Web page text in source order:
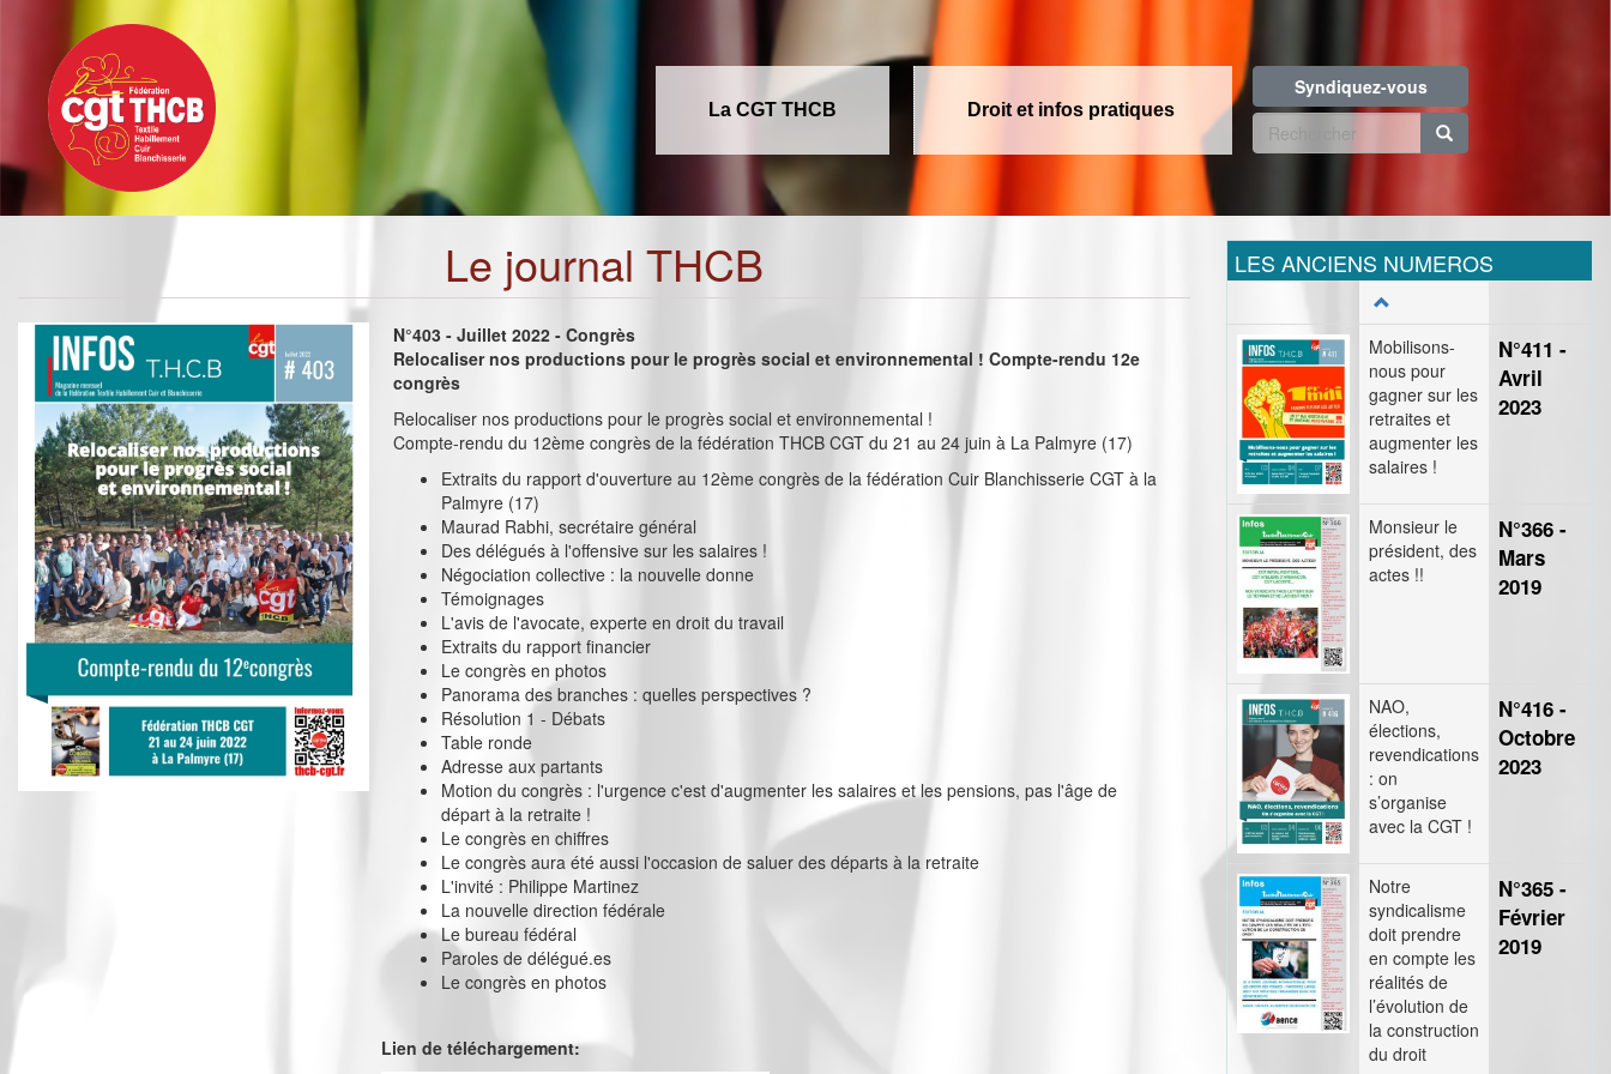
contenu
principal
La CGT THCB Droit et infos pratiques
Syndiquez-vous
Formulaire
recherche
Le journal THCB
N°403 - Juillet 2022 - Congrès
Relocaliser nos productions pour le progrès social et environnemental ! Compte-rendu 12e
congrès
Relocaliser nos productions pour le progrès social et environnemental !
Compte-rendu du 12ème congrès de la fédération THCB CGT du 21 au 24 juin à La Palmyre (17)
Extraits du rapport d'ouverture au 12ème congrès de la fédération Cuir Blanchisserie CGT à la
Palmyre (17)
Maurad Rabhi, secrétaire général
Des délégués à l'offensive sur les salaires !
Négociation collective : la nouvelle donne
Témoignages
L'avis de l'avocate, experte en droit du travail
Extraits du rapport financier
Le congrès en photos
Panorama des branches : quelles perspectives ?
Résolution 1 - Débats
Table ronde
Adresse aux partants
Motion du congrès : l'urgence c'est d'augmenter les salaires et les pensions, pas l'âge de
départ à la retraite !
Le congrès en chiffres
Le congrès aura été aussi l'occasion de saluer des départs à la retraite
L'invité : Philippe Martinez
La nouvelle direction fédérale
Le bureau fédéral
Paroles de délégué.es
Le congrès en photos
Lien de téléchargement:
LES ANCIENS NUMEROS
Mobilisons-
nous pour
gagner sur les
retraites et
augmenter les
salaires !
N°411 -
Avril
2023
Monsieur le
président, des
actes !!
N°366 -
Mars
2019
NAO,
élections,
revendications
: on
s’organise
avec la CGT !
N°416 -
Octobre
2023
Notre
syndicalisme
doit prendre
en compte les
réalités de
l’évolution de
la construction
du droit
N°365 -
Février
2019